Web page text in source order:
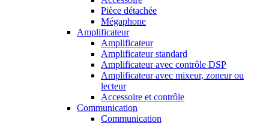
Pièce détachée
Mégaphone
Amplificateur
Amplificateur
Amplificateur standard
Amplificateur avec contrôle DSP
Amplificateur avec mixeur, zoneur ou
lecteur
Accessoire et contrôle
Communication
Communication